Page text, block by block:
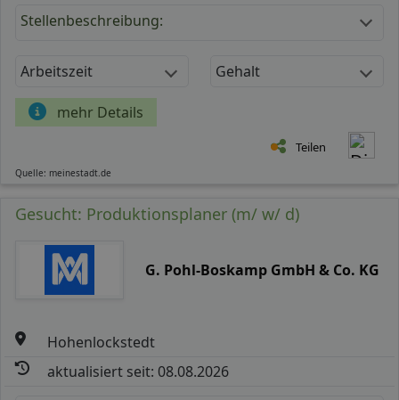
Stellenbeschreibung:
Arbeitszeit Gehalt
mehr Details
Teilen
Quelle: meinestadt.de
Gesucht: Produktionsplaner (m/ w/ d)
G. Pohl-Boskamp GmbH & Co. KG
Hohenlockstedt
aktualisiert seit: 08.08.2026